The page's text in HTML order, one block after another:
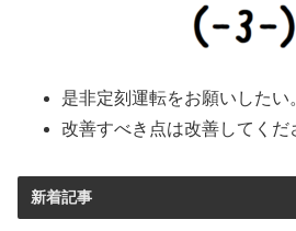
是非定刻運転をお願いしたい
改善すべき点は改善してくだ
新着記事